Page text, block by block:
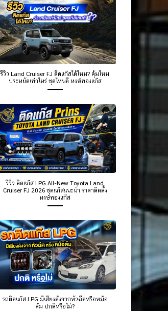
รีวิว Land Cruiser FJ ติดแก๊สได้ไหม? คุ้มไหม
ประหยัดเท่าไหร่ ชุดไหนดี หงษ์ทองแก๊ส
รีวิว ติดแก๊ส LPG All-New Toyota Land
Cruiser FJ 2026 ชุดแก๊สแนะนำ ราคาติดตั้ง
หงษ์ทองแก๊ส
รถติดแก๊ส LPG มีเสียงดังจากหัวฉีดหรือหม้อ
ต้ม ปกติหรือไม่?